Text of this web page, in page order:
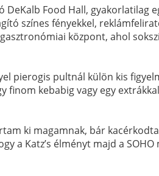
Food Hall, gyakorlatilag
színes fényekkel,
központ, ahol
pierogis pultnál külön kis
finom kebabig vagy egy
ki magamnak, bár
a Katz’s élményt majd a